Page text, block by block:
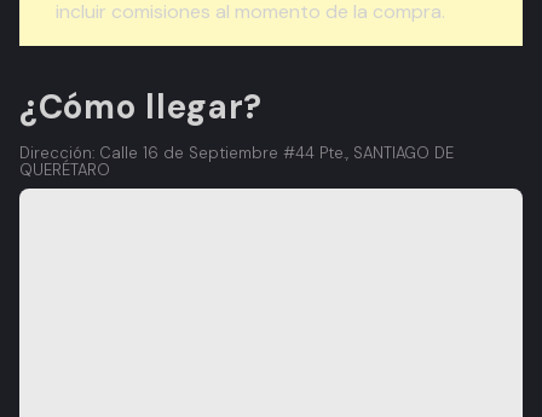
incluir comisiones al momento de la compra.
¿Cómo llegar?
Dirección: Calle 16 de Septiembre #44 Pte., SANTIAGO DE
QUERÉTARO